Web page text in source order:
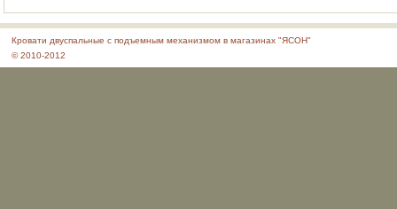
Кровати двуспальные с подъемным механизмом в магазинах "ЯСОН"
© 2010-2012